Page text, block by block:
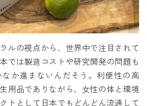
ルの視点から、世界中で注目されて
では製造コストや研究開発の問題も
か進まないんだそう。利便性の高
用品でありながら、女性の体と環境
トとして日本でもどんどん流通して